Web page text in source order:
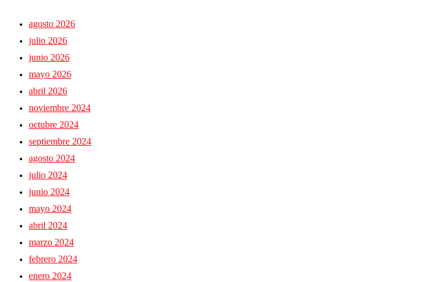
agosto 2026
julio 2026
junio 2026
mayo 2026
abril 2026
noviembre 2024
octubre 2024
septiembre 2024
agosto 2024
julio 2024
junio 2024
mayo 2024
abril 2024
marzo 2024
febrero 2024
enero 2024